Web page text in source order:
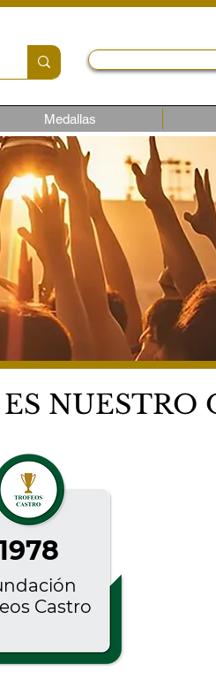
Medallas
NUESTRO
Castro